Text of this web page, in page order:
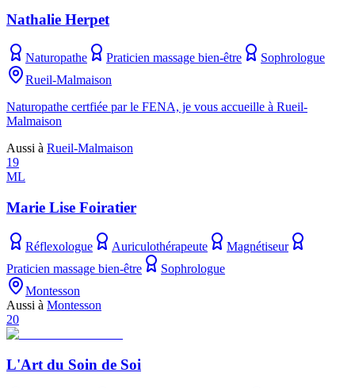
Nathalie Herpet
Naturopathe Praticien massage bien-être
Sophrologue
Rueil-Malmaison
Naturopathe certfiée par le FENA, je vous accueille à Rueil-
Malmaison
Aussi à Rueil-Malmaison
19
ML
Marie Lise Foiratier
Réflexologue Auriculothérapeute
Magnétiseur
Praticien massage bien-être
Sophrologue
Montesson
Aussi à Montesson
20
L'Art du Soin de Soi